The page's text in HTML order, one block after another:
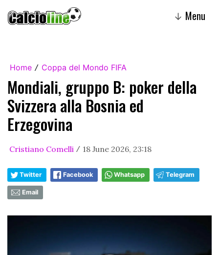
↓ Menu
Home / Coppa del Mondo FIFA
Mondiali, gruppo B: poker della
Svizzera alla Bosnia ed
Erzegovina
Cristiano Comelli / 18 June 2026, 23:18
Twitter Facebook Whatsapp Telegram
Email